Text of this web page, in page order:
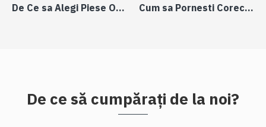
De Ce sa Alegi Piese Originale pentru Tractorul Tau Cum sa Pornesti Corect un Tractor si De Ce Rodajul Este Crucial pentru Motor
De ce să cumpărați de la noi?